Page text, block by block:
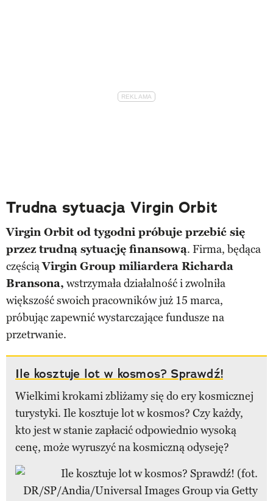
Trudna sytuacja Virgin Orbit
Virgin Orbit od tygodni próbuje przebić się
przez trudną sytuację finansową. Firma, będąca
częściąVirgin Group miliardera Richarda
Bransona, wstrzymała działalność i zwolniła
większość swoich pracowników już 15 marca,
próbując zapewnić wystarczające fundusze na
przetrwanie.
Ile kosztuje lot w kosmos? Sprawdź!
Wielkimi krokami zbliżamy się do ery kosmicznej
turystyki. Ile kosztuje lot w kosmos? Czy każdy,
kto jest w stanie zapłacić odpowiednio wysoką
cenę, może wyruszyć na kosmiczną odyseję?